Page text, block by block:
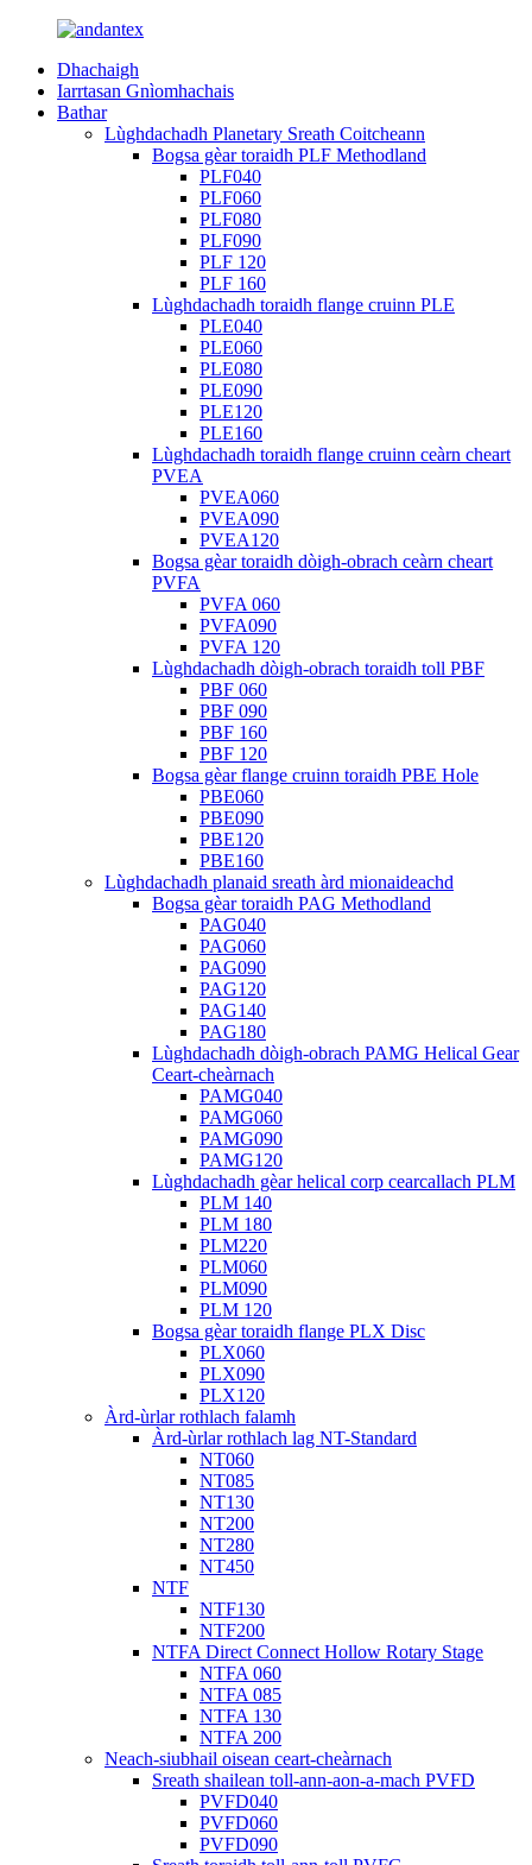
Dhachaigh
Iarrtasan Gnìomhachais
Bathar
Lùghdachadh Planetary Sreath Coitcheann
Bogsa gèar toraidh PLF Methodland
PLF040
PLF060
PLF080
PLF090
PLF 120
PLF 160
Lùghdachadh toraidh flange cruinn PLE
PLE040
PLE060
PLE080
PLE090
PLE120
PLE160
Lùghdachadh toraidh flange cruinn ceàrn cheart
PVEA
PVEA060
PVEA090
PVEA120
Bogsa gèar toraidh dòigh-obrach ceàrn cheart
PVFA
PVFA 060
PVFA090
PVFA 120
Lùghdachadh dòigh-obrach toraidh toll PBF
PBF 060
PBF 090
PBF 160
PBF 120
Bogsa gèar flange cruinn toraidh PBE Hole
PBE060
PBE090
PBE120
PBE160
Lùghdachadh planaid sreath àrd mionaideachd
Bogsa gèar toraidh PAG Methodland
PAG040
PAG060
PAG090
PAG120
PAG140
PAG180
Lùghdachadh dòigh-obrach PAMG Helical Gear
Ceart-cheàrnach
PAMG040
PAMG060
PAMG090
PAMG120
Lùghdachadh gèar helical corp cearcallach PLM
PLM 140
PLM 180
PLM220
PLM060
PLM090
PLM 120
Bogsa gèar toraidh flange PLX Disc
PLX060
PLX090
PLX120
Àrd-ùrlar rothlach falamh
Àrd-ùrlar rothlach lag NT-Standard
NT060
NT085
NT130
NT200
NT280
NT450
NTF
NTF130
NTF200
NTFA Direct Connect Hollow Rotary Stage
NTFA 060
NTFA 085
NTFA 130
NTFA 200
Neach-siubhail oisean ceart-cheàrnach
Sreath shailean toll-ann-aon-a-mach PVFD
PVFD040
PVFD060
PVFD090